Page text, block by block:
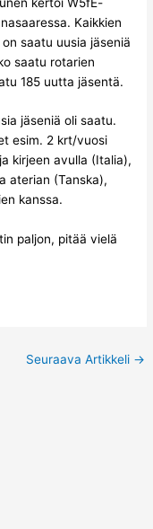
Kaikkien
saatu uusia jäseniä
saatu rotarien
185 uutta jäsentä.
jäseniä oli saatu.
esim. 2 krt/vuosi
kirjeen avulla (Italia),
aterian (Tanska),
kanssa.
paljon, pitää vielä
Seuraava Artikkeli →